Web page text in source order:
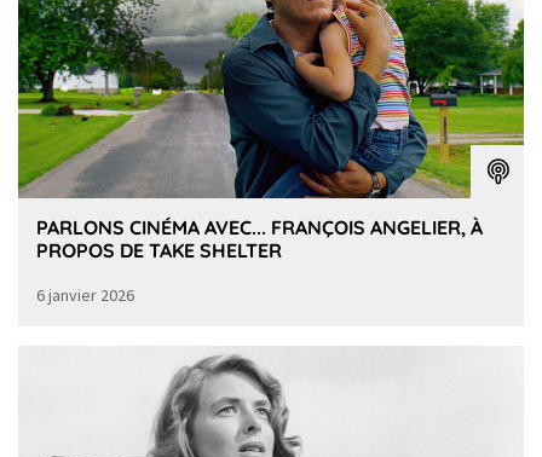
PARLONS CINÉMA AVEC... FRANÇOIS ANGELIER, À
PROPOS DE TAKE SHELTER
6 janvier 2026